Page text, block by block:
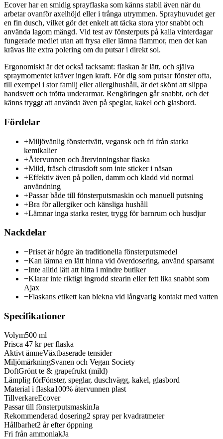
Ecover har en smidig sprayflaska som känns stabil även när du
arbetar ovanför axelhöjd eller i trånga utrymmen. Sprayhuvudet ger
en fin dusch, vilket gör det enkelt att täcka stora ytor snabbt och
använda lagom mängd. Vid test av fönsterputs på kalla vinterdagar
fungerade medlet utan att frysa eller lämna flammor, men det kan
krävas lite extra polering om du putsar i direkt sol.
Ergonomiskt är det också tacksamt: flaskan är lätt, och själva
spraymomentet kräver ingen kraft. För dig som putsar fönster ofta,
till exempel i stor familj eller allergihushåll, är det skönt att slippa
handsvett och trötta underarmar. Rengöringen går snabbt, och det
känns tryggt att använda även på speglar, kakel och glasbord.
Fördelar
+Miljövänlig fönstertvätt, vegansk och fri från starka
kemikalier
+Återvunnen och återvinningsbar flaska
+Mild, fräsch citrusdoft som inte sticker i näsan
+Effektiv även på pollen, damm och kladd vid normal
användning
+Passar både till fönsterputsmaskin och manuell putsning
+Bra för allergiker och känsliga hushåll
+Lämnar inga starka rester, trygg för barnrum och husdjur
Nackdelar
−Priset är högre än traditionella fönsterputsmedel
−Kan lämna en lätt hinna vid överdosering, använd sparsamt
−Inte alltid lätt att hitta i mindre butiker
−Klarar inte riktigt ingrodd stearin eller fett lika snabbt som
Ajax
−Flaskans etikett kan blekna vid långvarig kontakt med vatten
Specifikationer
Volym500 ml
Prisca 47 kr per flaska
Aktivt ämneVäxtbaserade tensider
MiljömärkningSvanen och Vegan Society
DoftGrönt te & grapefrukt (mild)
Lämplig förFönster, speglar, duschvägg, kakel, glasbord
Material i flaska100% återvunnen plast
TillverkareEcover
Passar till fönsterputsmaskinJa
Rekommenderad dosering2 spray per kvadratmeter
Hållbarhet2 år efter öppning
Fri från ammoniakJa